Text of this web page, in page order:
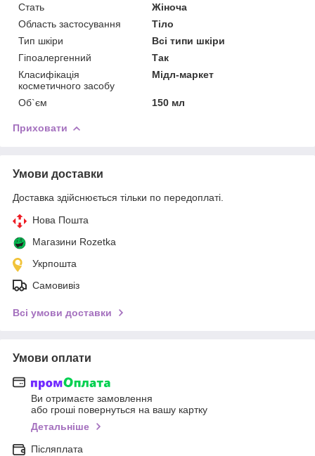
Стать
Жіноча
Область застосування
Тіло
Тип шкіри
Всі типи шкіри
Гіпоалергенний
Так
Класифікація
косметичного засобу
Мідл-маркет
Об`єм 150 мл
Приховати
Умови доставки
Доставка здійснюється тільки по передоплаті.
Нова Пошта
Магазини Rozetka
Укрпошта
Самовивіз
Всі умови доставки
Умови оплати
Ви отримаєте замовлення
або гроші повернуться на вашу картку
Детальніше
Післяплата